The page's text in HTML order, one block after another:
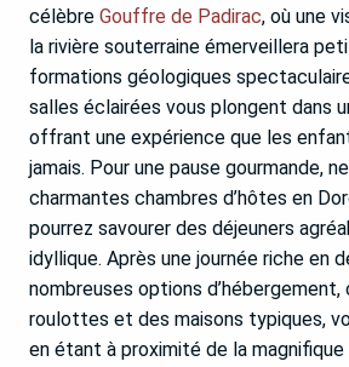
célèbre Gouffre de Padirac, où une
la rivière souterraine émerveillera
formations géologiques
salles éclairées vous plongent dans
offrant une expérience que les
jamais. Pour une pause gourmande,
charmantes chambres d’hôtes en
pourrez savourer des déjeuners
idyllique. Après une journée riche en
nombreuses options d’hébergement,
roulottes et des maisons typiques,
en étant à proximité de la